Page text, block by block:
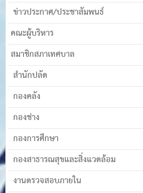
ข่าวประกาศ/ประชาสัมพนธ์
คณะผู้บริหาร
สมาชิกสภาเทศบาล
สำนักปลัด
กองคลัง
กองช่าง
กองการศึกษา
กองสาธารณสุขและสิ่งแวดล้อม
งานตรวจสอบภายใน